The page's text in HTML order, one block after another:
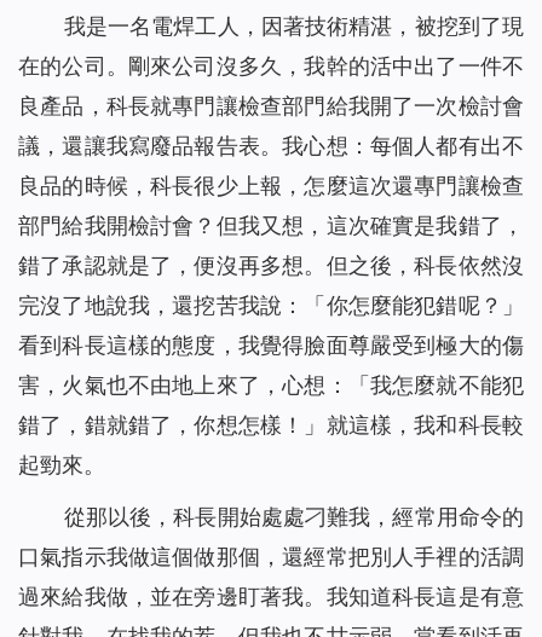
我是一名電焊工人，因著技術精湛，被挖到了現
在的公司。剛來公司沒多久，我幹的活中出了一件不
良產品，科長就專門讓檢查部門給我開了一次檢討會
議，還讓我寫廢品報告表。我心想：每個人都有出不
良品的時候，科長很少上報，怎麼這次還專門讓檢查
部門給我開檢討會？但我又想，這次確實是我錯了，
錯了承認就是了，便沒再多想。但之後，科長依然沒
完沒了地說我，還挖苦我說：「你怎麼能犯錯呢？」
看到科長這樣的態度，我覺得臉面尊嚴受到極大的傷
害，火氣也不由地上來了，心想：「我怎麼就不能犯
錯了，錯就錯了，你想怎樣！」就這樣，我和科長較
起勁來。
從那以後，科長開始處處刁難我，經常用命令的
口氣指示我做這個做那個，還經常把別人手裡的活調
過來給我做，並在旁邊盯著我。我知道科長這是有意